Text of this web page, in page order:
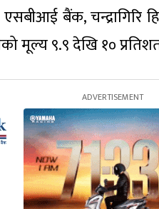
बैंक, चन्द्रागिरि
मूल्य ९.९ देखि १०